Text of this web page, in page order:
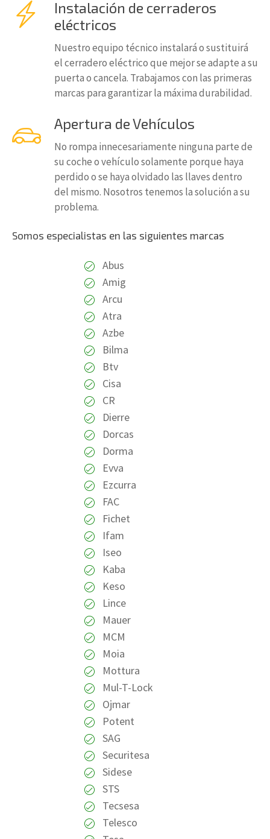
Instalación de cerraderos
eléctricos
Nuestro equipo técnico instalará o sustituirá
el cerradero eléctrico que mejor se adapte a su
puerta o cancela. Trabajamos con las primeras
marcas para garantizar la máxima durabilidad.
Apertura de Vehículos
No rompa innecesariamente ninguna parte de
su coche o vehículo solamente porque haya
perdido o se haya olvidado las llaves dentro
del mismo. Nosotros tenemos la solución a su
problema.
Somos especialistas en las siguientes marcas
Abus
Amig
Arcu
Atra
Azbe
Bilma
Btv
Cisa
CR
Dierre
Dorcas
Dorma
Evva
Ezcurra
FAC
Fichet
Ifam
Iseo
Kaba
Keso
Lince
Mauer
MCM
Moia
Mottura
Mul-T-Lock
Ojmar
Potent
SAG
Securitesa
Sidese
STS
Tecsesa
Telesco